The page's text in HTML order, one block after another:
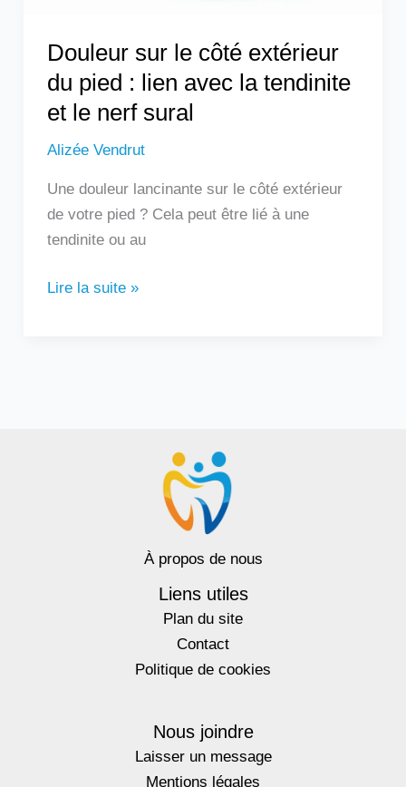
Douleur sur le côté extérieur
du pied : lien avec la tendinite
et le nerf sural
Alizée Vendrut
Une douleur lancinante sur le côté extérieur
de votre pied ? Cela peut être lié à une
tendinite ou au
la
tendinite
et
le
nerf
Lire la suite »
À propos de nous
Liens utiles
Plan du site
Contact
Politique de cookies
Nous joindre
Laisser un message
Mentions légales